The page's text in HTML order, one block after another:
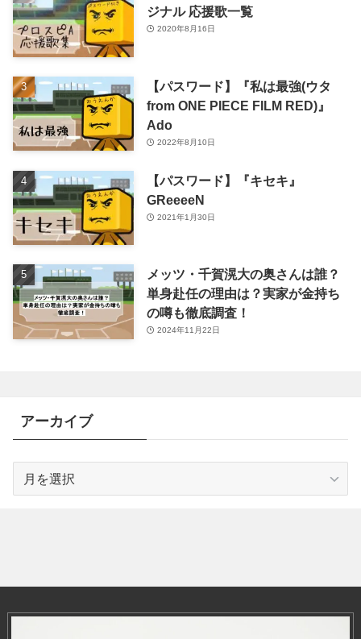
ジナル 応援歌一覧
2020年8月16日
【パスワード】『私は最強(ウタ
from ONE PIECE FILM RED)』
Ado
2022年8月10日
【パスワード】『キセキ』
GReeeeN
2021年1月30日
メッツ・千賀滉大の奥さんは誰？
単身赴任の理由は？実家が金持ち
の噂も徹底調査！
2024年11月22日
アーカイブ